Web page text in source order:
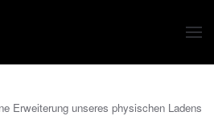
Erweiterung unseres physischen Ladens